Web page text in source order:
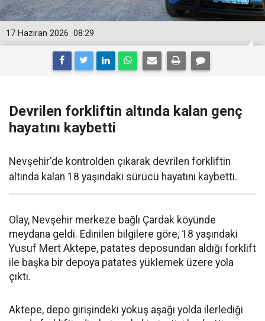
08:29
17 Haziran 2026
Devrilen forkliftin altında kalan genç
hayatını kaybetti
Nevşehir'de kontrolden çıkarak devrilen forkliftin
altında kalan 18 yaşındaki sürücü hayatını kaybetti.
Olay, Nevşehir merkeze bağlı Çardak köyünde
meydana geldi. Edinilen bilgilere göre, 18 yaşındaki
Yusuf Mert Aktepe, patates deposundan aldığı forklift
ile başka bir depoya patates yüklemek üzere yola
çıktı.
Aktepe, depo girişindeki yokuş aşağı yolda ilerlediği